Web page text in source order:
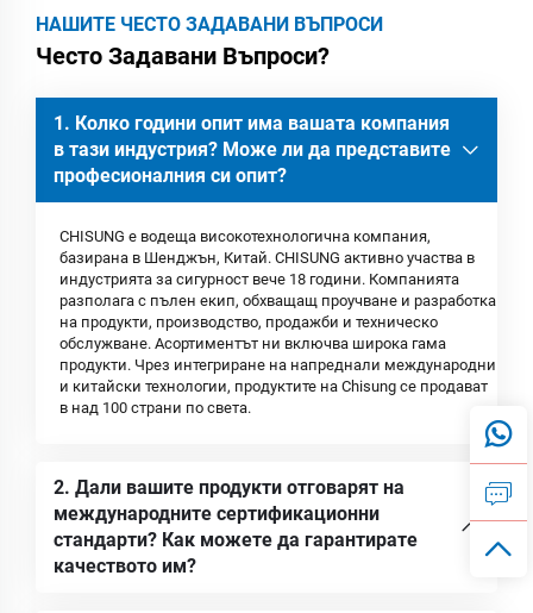
НАШИТЕ ЧЕСТО ЗАДАВАНИ ВЪПРОСИ
Често Задавани Въпроси?
1. Колко години опит има вашата компания
в тази индустрия? Може ли да представите
професионалния си опит?
CHISUNG е водеща високотехнологична компания,
базирана в Шенджън, Китай. CHISUNG активно участва в
индустрията за сигурност вече 18 години. Компанията
разполага с пълен екип, обхващащ проучване и разработка
на продукти, производство, продажби и техническо
обслужване. Асортиментът ни включва широка гама
продукти. Чрез интегриране на напреднали международни
и китайски технологии, продуктите на Chisung се продават
в над 100 страни по света.
2. Дали вашите продукти отговарят на
международните сертификационни
стандарти? Как можете да гарантирате
качеството им?